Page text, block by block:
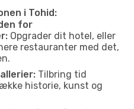
i Tohid:
for
Opgrader dit hotel, eller
restauranter med det,
Tilbring tid
historie, kunst og